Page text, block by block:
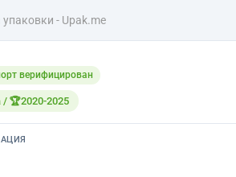
- Upak.me
верифицирован
🏆2020-2025